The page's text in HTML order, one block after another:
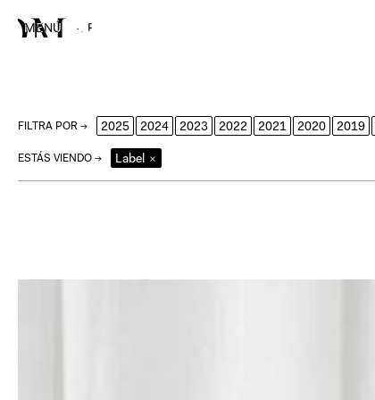
→ FERIAS
MENÚ
FILTRA POR → 2025 2024 2023 2022 2021 2020 2019
ESTÁS VIENDO → Label ×